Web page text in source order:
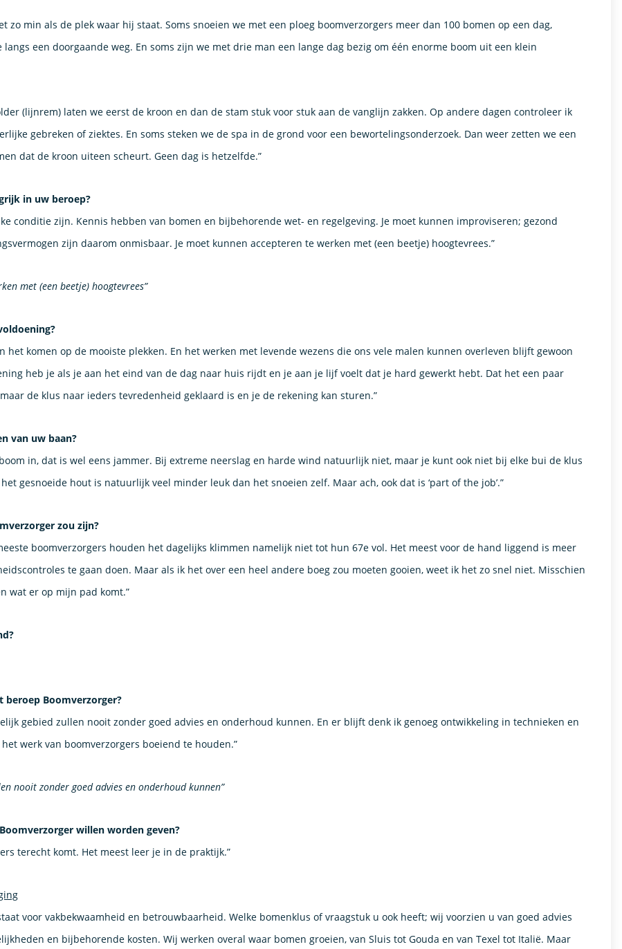
zo min als de plek waar hij staat. Soms snoeien we met een ploeg boomverzorgers meer dan 100 bomen op een dag,
een doorgaande weg. En soms zijn we met drie man een lange dag bezig om één enorme boom uit een klein
(lijnrem) laten we eerst de kroon en dan de stam stuk voor stuk aan de vanglijn zakken. Op andere dagen controleer ik
gebreken of ziektes. En soms steken we de spa in de grond voor een bewortelingsonderzoek. Dan weer zetten we een
dat de kroon uiteen scheurt. Geen dag is hetzelfde.”
in uw beroep?
conditie zijn. Kennis hebben van bomen en bijbehorende wet- en regelgeving. Je moet kunnen improviseren; gezond
zijn daarom onmisbaar. Je moet kunnen accepteren te werken met (een beetje) hoogtevrees.”
met (een beetje) hoogtevrees”
het komen op de mooiste plekken. En het werken met levende wezens die ons vele malen kunnen overleven blijft gewoon
heb je als je aan het eind van de dag naar huis rijdt en je aan je lijf voelt dat je hard gewerkt hebt. Dat het een paar
de klus naar ieders tevredenheid geklaard is en je de rekening kan sturen.”
van uw baan?
in, dat is wel eens jammer. Bij extreme neerslag en harde wind natuurlijk niet, maar je kunt ook niet bij elke bui de klus
gesnoeide hout is natuurlijk veel minder leuk dan het snoeien zelf. Maar ach, ook dat is ‘part of the job’.”
zou zijn?
boomverzorgers houden het dagelijks klimmen namelijk niet tot hun 67e vol. Het meest voor de hand liggend is meer
te gaan doen. Maar als ik het over een heel andere boeg zou moeten gooien, weet ik het zo snel niet. Misschien
wat er op mijn pad komt.”
beroep Boomverzorger?
gebied zullen nooit zonder goed advies en onderhoud kunnen. En er blijft denk ik genoeg ontwikkeling in technieken en
werk van boomverzorgers boeiend te houden.”
nooit zonder goed advies en onderhoud kunnen”
willen worden geven?
terecht komt. Het meest leer je in de praktijk.”
voor vakbekwaamheid en betrouwbaarheid. Welke bomenklus of vraagstuk u ook heeft; wij voorzien u van goed advies
en bijbehorende kosten. Wij werken overal waar bomen groeien, van Sluis tot Gouda en van Texel tot Italië. Maar